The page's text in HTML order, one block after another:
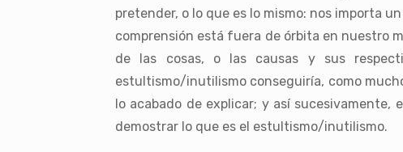
pretender, o lo que es lo mismo: nos importa
comprensión está fuera de órbita en nuestro
de las cosas, o las causas y sus
estultismo/inutilismo conseguiría, como
lo acabado de explicar; y así sucesivamente,
demostrar lo que es el estultismo/inutilismo.